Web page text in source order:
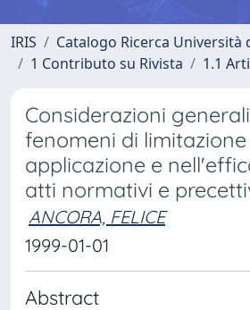
IRIS
Catalogo Ricerca Università
1 Contributo su Rivista
1.1
Considerazioni
fenomeni di
applicazione e
atti normativi e
ANCORA, FELICE
1999-01-01
Abstract